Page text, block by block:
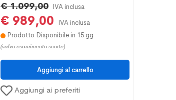
€ 1.099,00 IVA inclusa
€ 989,00
IVA inclusa
Prodotto Disponibile in 15 gg
(salvo esaurimento scorte)
Aggiungi ai preferiti